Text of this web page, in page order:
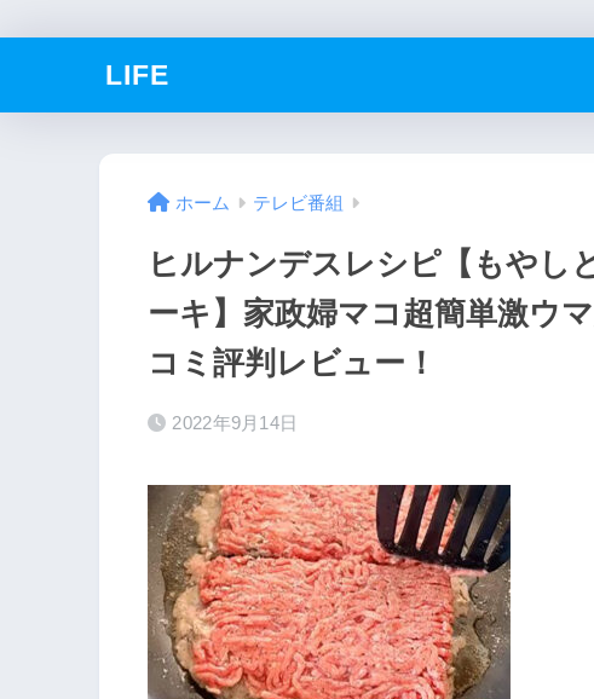
LIFE
ホーム テレビ番組
ヒルナンデスレシピ【もやし
ーキ】家政婦マコ超簡単激ウ
コミ評判レビュー！
2022年9月14日